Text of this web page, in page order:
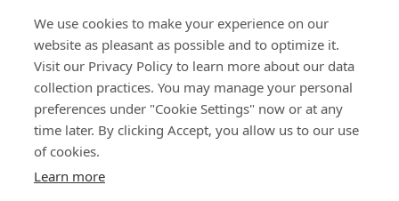
We use cookies to make your experience on our
website as pleasant as possible and to optimize it.
Visit our Privacy Policy to learn more about our data
collection practices. You may manage your personal
preferences under "Cookie Settings" now or at any
time later. By clicking Accept, you allow us to our use
of cookies.
Learn more
Sobre nosotros
Bossard España
SC Trade Center
Av. de les Corts Catalanes, 8
08173 Sant Cugat del Vallès (Barcelona)